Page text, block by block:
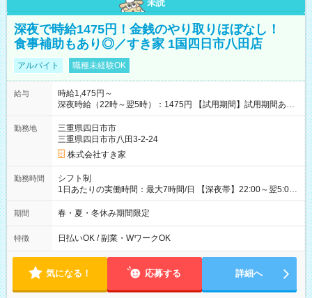
未読
深夜で時給1475円！金銭のやり取りほぼなし！
食事補助もあり◎／すき家 1国四日市八田店
アルバイト 職種未経験OK
給与
時給1,475円～
深夜時給（22時～翌5時）：1475円 【試用期間】試用期間あり
試用期間の長さ：1ヶ月 雇用形態、給与は本採用時と同じです。
試用期間の実態は30日（※条件変更なし）ですが、切り上げで
一ヶ月とさせていただきます。 研修制度あり：15時間(研修中も
同時給）
勤務地
三重県四日市市
三重県四日市市八田3-2-24
株式会社すき家
勤務時間
シフト制
1日あたりの実働時間：最大7時間/日 【深夜帯】22:00～翌5:00
週2日～・1日2h～OK◎ ※22:00から翌5:00までは18歳以上の方
のみ勤務可能です（18歳未満の深夜業務禁止のため） ★深夜で
す。 必ず、2名以上での勤務を行いますので、安心して働けま
す。
期間 春・夏・冬休み期間限定
特徴 日払いOK / 副業・WワークOK
気になる！ 応募する 詳細へ